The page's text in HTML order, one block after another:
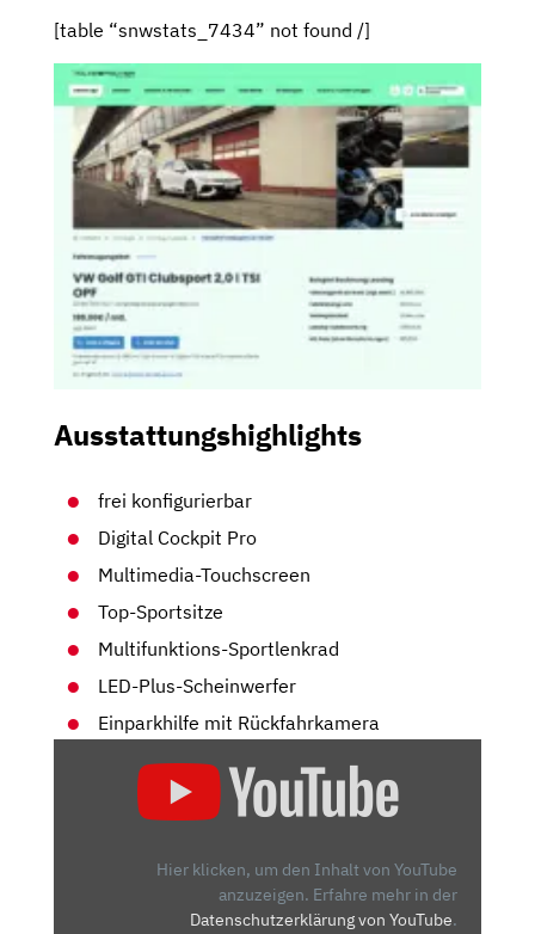
[table “snwstats_7434” not found /]
Ausstattungshighlights
frei konfigurierbar
Digital Cockpit Pro
Multimedia-Touchscreen
Top-Sportsitze
Multifunktions-Sportlenkrad
LED-Plus-Scheinwerfer
Einparkhilfe mit Rückfahrkamera
Hier klicken, um den Inhalt von YouTube
anzuzeigen. Erfahre mehr in der
Datenschutzerklärung von YouTube.